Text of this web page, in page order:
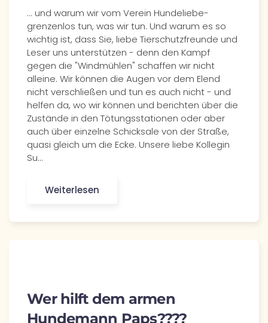
... und warum wir vom Verein Hundeliebe-
grenzenlos tun, was wir tun. Und warum es so
wichtig ist, dass Sie, liebe Tierschutzfreunde und
Leser uns unterstützen - denn den Kampf
gegen die "Windmühlen" schaffen wir nicht
alleine. Wir können die Augen vor dem Elend
nicht verschließen und tun es auch nicht - und
helfen da, wo wir können und berichten über die
Zustände in den Tötungsstationen oder aber
auch über einzelne Schicksale von der Straße,
quasi gleich um die Ecke. Unsere liebe Kollegin
Su…
Weiterlesen
Wer hilft dem armen
Hundemann Paps????